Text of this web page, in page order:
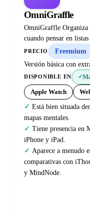
OmniGraffle
OmniGraffle Organiza
cuando pensar en
PRECIO
Freemium
Versión básica con
DISPONIBLE EN ✓
Apple Watch
Está bien situada
mapas mentales.
Tiene presencia en
iPhone y iPad.
Aparece a menudo
comparativas con
y MindNode.